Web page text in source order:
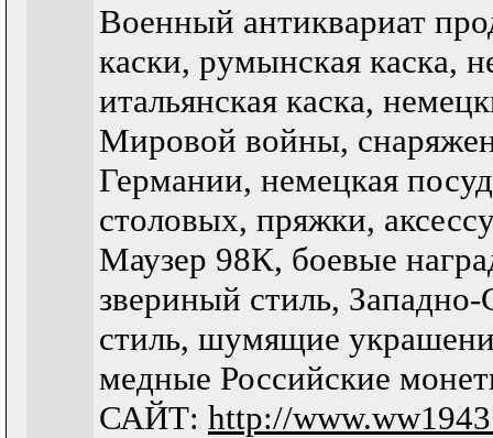
Военный антиквариат
каски, румынская каска,
итальянская каска,
Мировой войны,
Германии, немецкая
столовых, пряжки,
Маузер 98К, боевые
звериный стиль,
стиль, шумящие
медные Российские
САЙТ: http://